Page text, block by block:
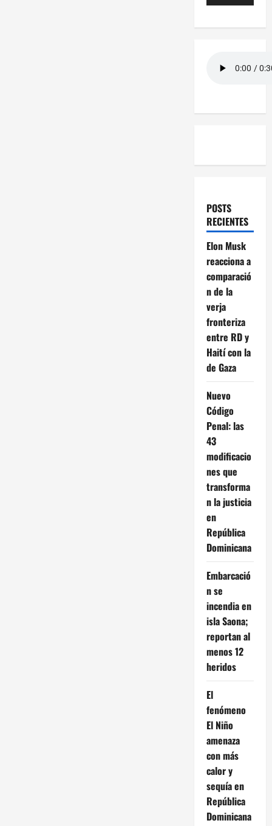
de
POSTS
RECIENTES
Elon Musk
reacciona a
comparació
n de la
verja
fronteriza
entre RD y
Haití con la
de Gaza
Nuevo
Código
Penal: las
43
modificacio
nes que
transforma
n la justicia
en
República
Dominicana
Embarcació
n se
incendia en
isla Saona;
reportan al
menos 12
heridos
El
fenómeno
El Niño
amenaza
con más
calor y
sequía en
República
Dominicana